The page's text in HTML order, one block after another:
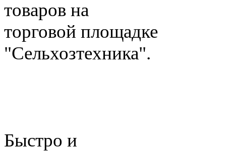
товаров на
торговой площадке
"Сельхозтехника".
Быстро и